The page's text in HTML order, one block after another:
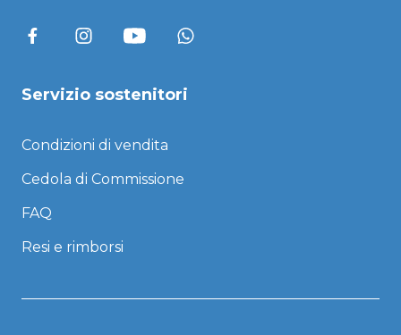
Servizio sostenitori
Condizioni di vendita
Cedola di Commissione
FAQ
Resi e rimborsi